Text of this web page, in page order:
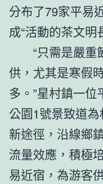
分布了79家平易
成“活動的茶文明
“只需是嚴
供，尤其是寒假
多。”星村鎮一
公園1號景致道
新途徑，沿線鄉
流量效應，積極
易近宿，為游客